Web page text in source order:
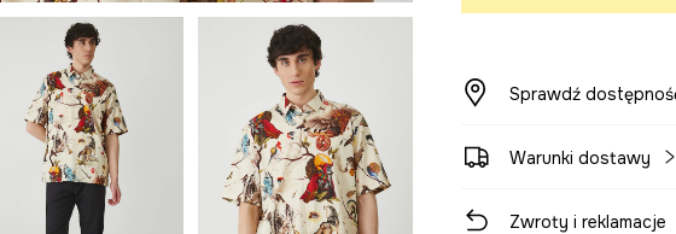
Sprawdź
Warunki dostawy
Zwroty i reklamacje